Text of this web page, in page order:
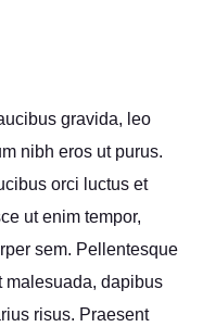
gravida, leo
nibh eros ut purus.
orci luctus et
ut enim tempor,
sem. Pellentesque
malesuada, dapibus
risus. Praesent